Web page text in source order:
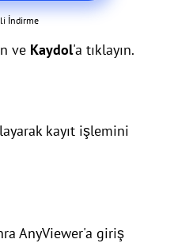
İndirme
ve Kaydol'a tıklayın.
kayıt işlemini
AnyViewer'a giriş